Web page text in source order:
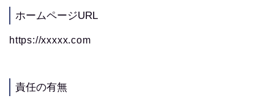
ホームページURL
https://xxxxx.com
責任の有無